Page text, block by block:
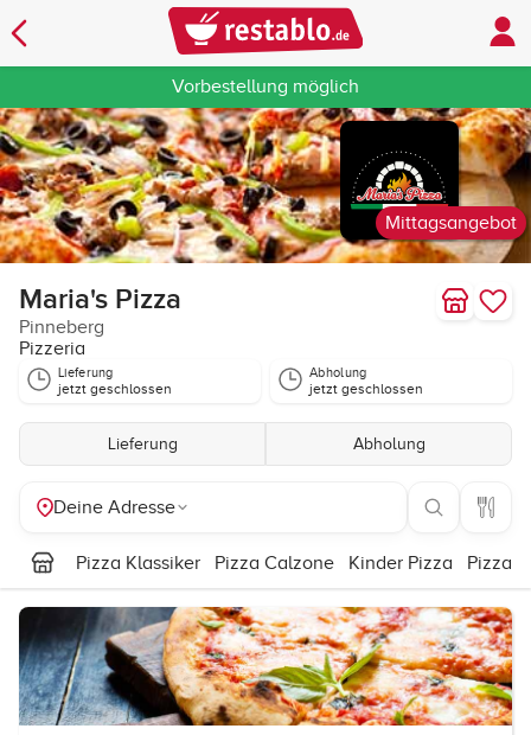
Vorbestellung möglich
Mittagsangebot
Maria's Pizza
Pinneberg
Pizzeria
Lieferung
jetzt geschlossen
Abholung
jetzt geschlossen
Lieferung Abholung
Deine Adresse
Pizza Klassiker Pizza Calzone Kinder Pizza